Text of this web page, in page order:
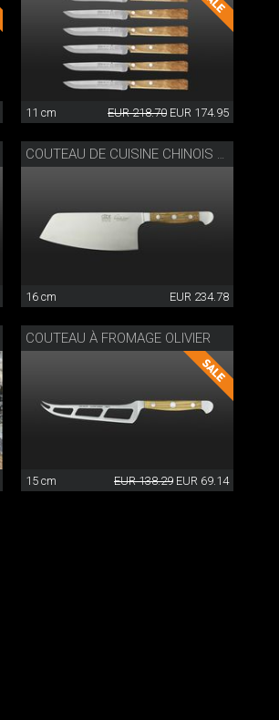
11 cm EUR 218.70 EUR 174.95
16 cm EUR 234.78
COUTEAU À FROMAGE OLIVIER
15 cm EUR 138.29 EUR 69.14